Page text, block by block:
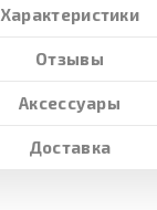
Характеристики
Отзывы
Аксессуары
Доставка